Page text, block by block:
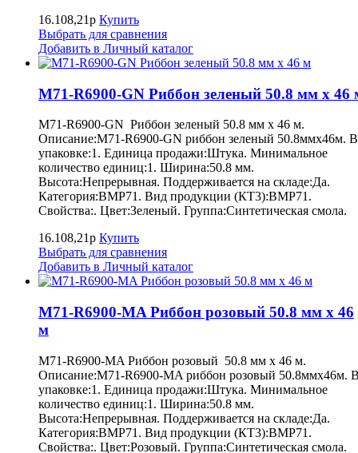
16.108,21р Купить
Выбрать для сравнения
Добавить в Личный каталог
M71-R6900-GN Риббон зеленый 50.8 мм х 46
M71-R6900-GN Риббон зеленый 50.8 мм х 46 м.
Описание:M71-R6900-GN риббон зеленый 50.8ммх46м. В
упаковке:1. Единица продажи:Штука. Минимальное
количество единиц:1. Ширина:50.8 мм.
Высота:Непрерывная. Поддерживается на складе:Да.
Категория:BMP71. Вид продукции (КТ3):BMP71.
Свойства:. Цвет:Зеленый. Группа:Синтетическая смола.
16.108,21р Купить
Выбрать для сравнения
Добавить в Личный каталог
M71-R6900-MA Риббон розовый 50.8 мм х 46
м
M71-R6900-MA Риббон розовый 50.8 мм х 46 м.
Описание:M71-R6900-MA риббон розовый 50.8ммх46м.
упаковке:1. Единица продажи:Штука. Минимальное
количество единиц:1. Ширина:50.8 мм.
Высота:Непрерывная. Поддерживается на складе:Да.
Категория:BMP71. Вид продукции (КТ3):BMP71.
Свойства:. Цвет:Розовый. Группа:Синтетическая смола.